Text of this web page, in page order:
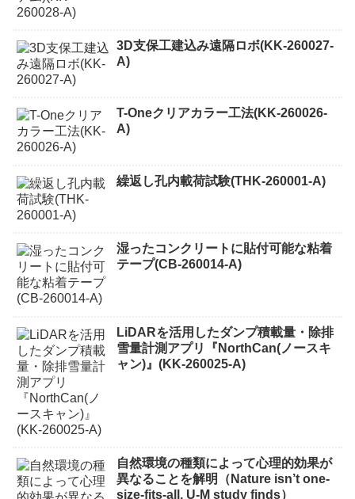
3D支保工建込み遠隔ロボ(KK-260027-
A)
T-Oneクリアカラー工法(KK-260026-
A)
繰返し孔内載荷試験(THK-260001-A)
湿ったコンクリートに貼付可能な粘着
テープ(CB-260014-A)
LiDARを活用したダンプ積載量・除排
雪量計測アプリ『NorthCan(ノースキ
ャン)』(KK-260025-A)
自然環境の種類によって心理的効果が
異なることを解明（Nature isn’t one-
size-fits-all, U-M study finds）